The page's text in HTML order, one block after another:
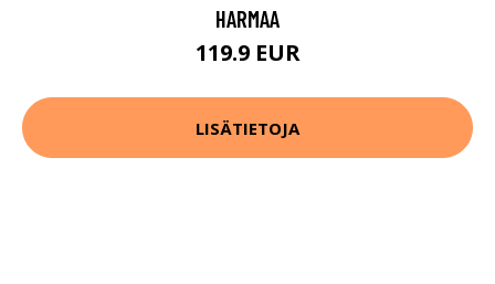
HARMAA
119.9 EUR
LISÄTIETOJA